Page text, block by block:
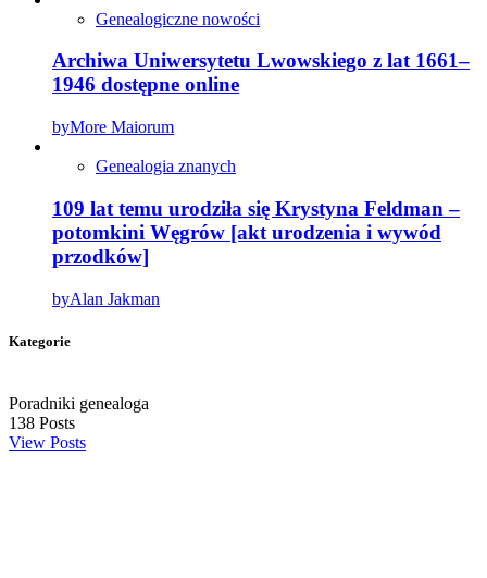
Genealogiczne nowości
Archiwa Uniwersytetu Lwowskiego z lat 1661–
1946 dostępne online
byMore Maiorum
Genealogia znanych
109 lat temu urodziła się Krystyna Feldman –
potomkini Węgrów [akt urodzenia i wywód
przodków]
byAlan Jakman
Kategorie
Poradniki genealoga
138 Posts
View Posts